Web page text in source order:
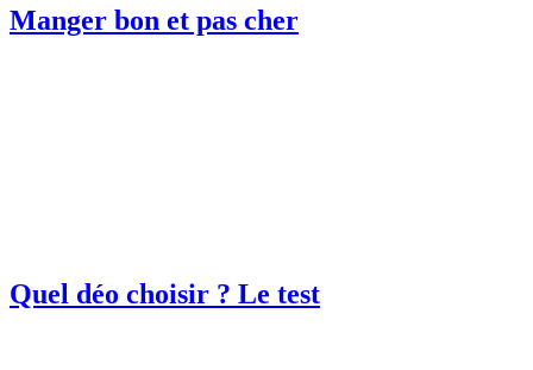
Manger bon et pas cher
Quel déo choisir ? Le test